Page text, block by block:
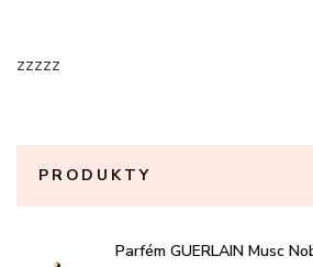
zzzzz
PRODUKTY
Parfém GUERLAIN Musc